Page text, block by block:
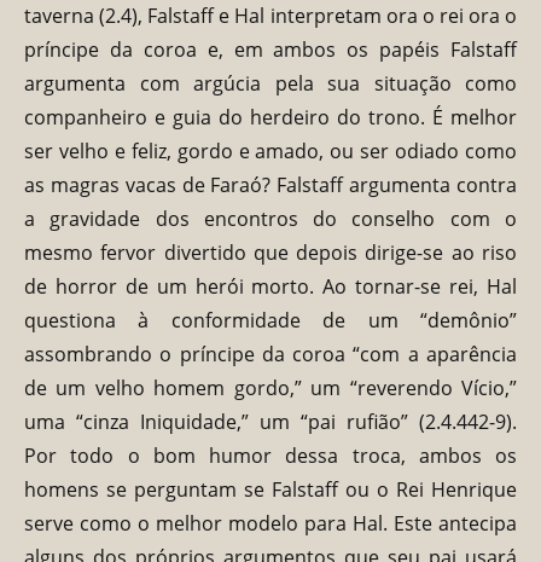
taverna (2.4), Falstaff e Hal interpretam ora o rei ora o
príncipe da coroa e, em ambos os papéis Falstaff
argumenta com argúcia pela sua situação como
companheiro e guia do herdeiro do trono. É melhor
ser velho e feliz, gordo e amado, ou ser odiado como
as magras vacas de Faraó? Falstaff argumenta contra
a gravidade dos encontros do conselho com o
mesmo fervor divertido que depois dirige-se ao riso
de horror de um herói morto. Ao tornar-se rei, Hal
questiona à conformidade de um “demônio”
assombrando o príncipe da coroa “com a aparência
de um velho homem gordo,” um “reverendo Vício,”
uma “cinza Iniquidade,” um “pai rufião” (2.4.442-9).
Por todo o bom humor dessa troca, ambos os
homens se perguntam se Falstaff ou o Rei Henrique
serve como o melhor modelo para Hal. Este antecipa